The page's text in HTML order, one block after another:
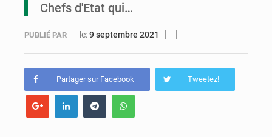
Chefs d'Etat qui…
PUBLIÉ PAR le:9 septembre 2021
Partager sur Facebook Tweetez!